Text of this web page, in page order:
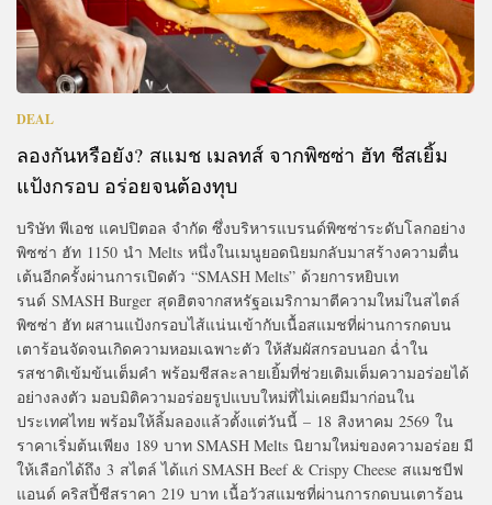
DEAL
ลองกันหรือยัง? สแมช เมลทส์ จากพิซซ่า ฮัท ชีสเยิ้ม
แป้งกรอบ อร่อยจนต้องทุบ
บริษัท พีเอช แคปปิตอล จำกัด ซึ่งบริหารแบรนด์พิซซ่าระดับโลกอย่าง
พิซซ่า ฮัท 1150 นำ Melts หนึ่งในเมนูยอดนิยมกลับมาสร้างความตื่น
เต้นอีกครั้งผ่านการเปิดตัว “SMASH Melts” ด้วยการหยิบเท
รนด์ SMASH Burger สุดฮิตจากสหรัฐอเมริกามาตีความใหม่ในสไตล์
พิซซ่า ฮัท ผสานแป้งกรอบไส้แน่นเข้ากับเนื้อสแมชที่ผ่านการกดบน
เตาร้อนจัดจนเกิดความหอมเฉพาะตัว ให้สัมผัสกรอบนอก ฉ่ำใน
รสชาติเข้มข้นเต็มคำ พร้อมชีสละลายเยิ้มที่ช่วยเติมเต็มความอร่อยได้
อย่างลงตัว มอบมิติความอร่อยรูปแบบใหม่ที่ไม่เคยมีมาก่อนใน
ประเทศไทย พร้อมให้ลิ้มลองแล้วตั้งแต่วันนี้ – 18 สิงหาคม 2569 ใน
ราคาเริ่มต้นเพียง 189 บาท SMASH Melts นิยามใหม่ของความอร่อย มี
ให้เลือกได้ถึง 3 สไตล์ ได้แก่ SMASH Beef & Crispy Cheese สแมชบีฟ
แอนด์ คริสปี้ชีส​​ราคา 219 บาท เนื้อวัวสแมชที่ผ่านการกดบนเตาร้อน